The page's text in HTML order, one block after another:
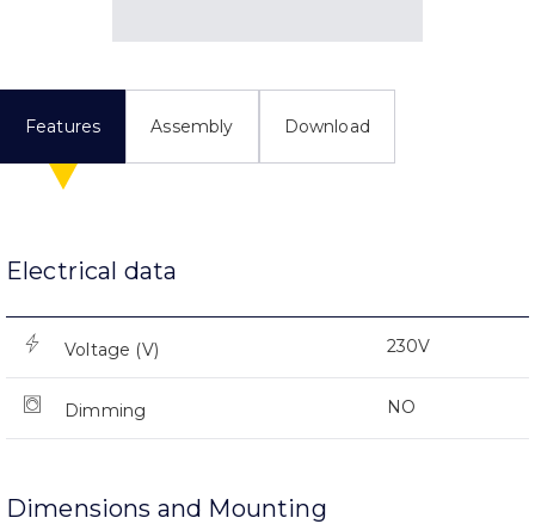
Features Assembly Download
Electrical data
Voltage (V) 230V
Dimming NO
Dimensions and Mounting